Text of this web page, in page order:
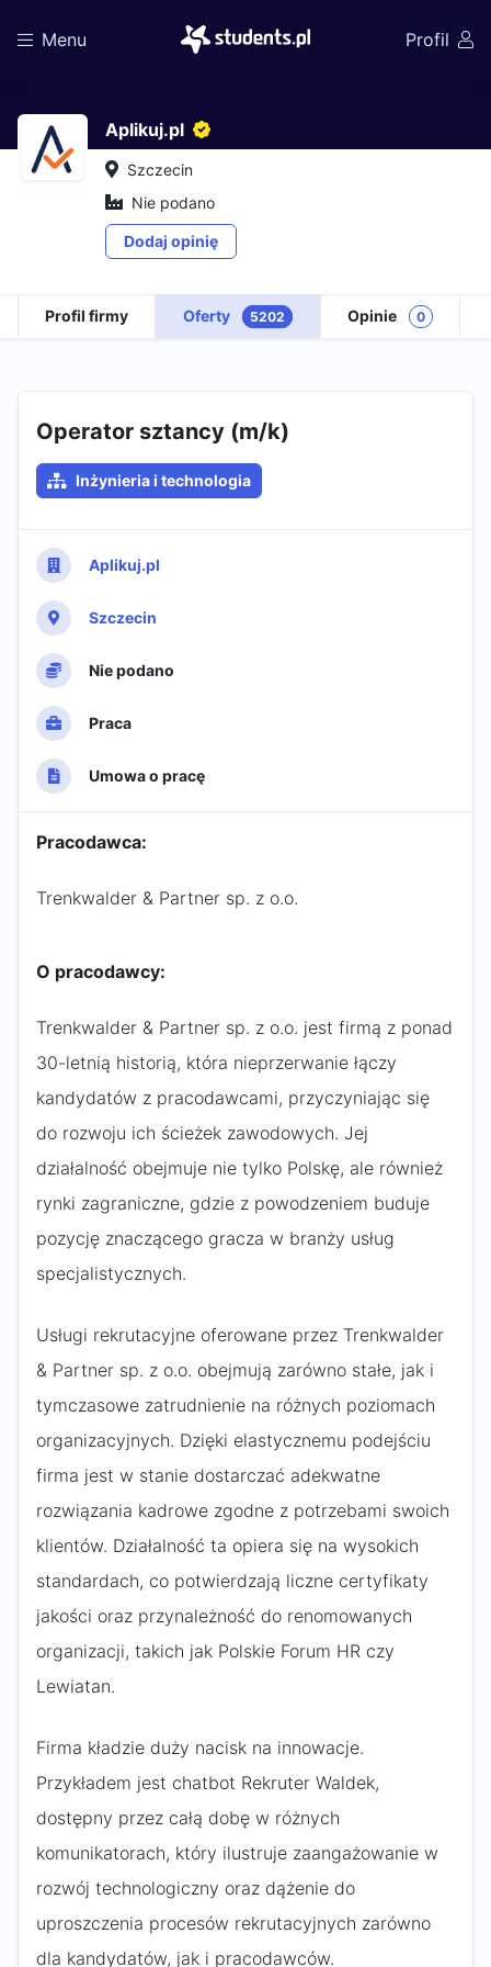
Menu Profil
Aplikuj.pl
Szczecin
Nie podano
Dodaj opinię
Profil firmy Oferty 5202 Opinie 0
Operator sztancy (m/k)
Inżynieria i technologia
Aplikuj.pl
Szczecin
Nie podano
Praca
Umowa o pracę
Pracodawca:
Trenkwalder & Partner sp. z o.o.
O pracodawcy:
Trenkwalder & Partner sp. z o.o. jest firmą z ponad
30-letnią historią, która nieprzerwanie łączy
kandydatów z pracodawcami, przyczyniając się
do rozwoju ich ścieżek zawodowych. Jej
działalność obejmuje nie tylko Polskę, ale również
rynki zagraniczne, gdzie z powodzeniem buduje
pozycję znaczącego gracza w branży usług
specjalistycznych.
Usługi rekrutacyjne oferowane przez Trenkwalder
& Partner sp. z o.o. obejmują zarówno stałe, jak i
tymczasowe zatrudnienie na różnych poziomach
organizacyjnych. Dzięki elastycznemu podejściu
firma jest w stanie dostarczać adekwatne
rozwiązania kadrowe zgodne z potrzebami swoich
klientów. Działalność ta opiera się na wysokich
standardach, co potwierdzają liczne certyfikaty
jakości oraz przynależność do renomowanych
organizacji, takich jak Polskie Forum HR czy
Lewiatan.
Firma kładzie duży nacisk na innowacje.
Przykładem jest chatbot Rekruter Waldek,
dostępny przez całą dobę w różnych
komunikatorach, który ilustruje zaangażowanie w
rozwój technologiczny oraz dążenie do
uproszczenia procesów rekrutacyjnych zarówno
dla kandydatów, jak i pracodawców.